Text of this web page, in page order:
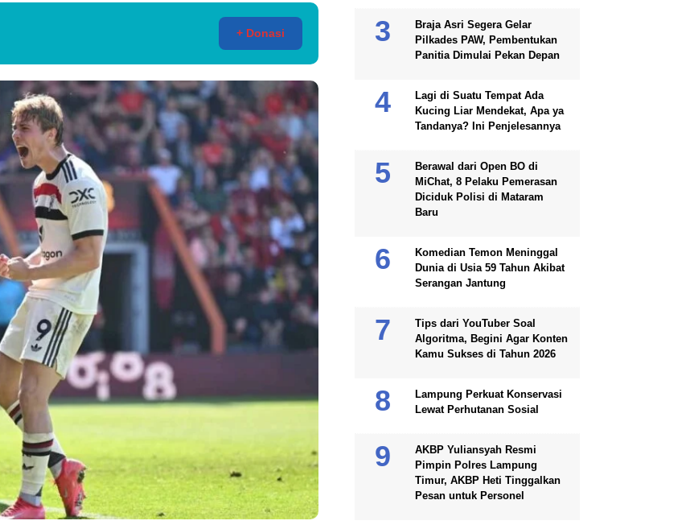
+ Donasi
Braja Asri Segera Gelar
Pilkades PAW, Pembentukan
Panitia Dimulai Pekan Depan
Lagi di Suatu Tempat Ada
Kucing Liar Mendekat, Apa ya
Tandanya? Ini Penjelesannya
Berawal dari Open BO di
MiChat, 8 Pelaku Pemerasan
Diciduk Polisi di Mataram
Baru
Komedian Temon Meninggal
Dunia di Usia 59 Tahun Akibat
Serangan Jantung
Tips dari YouTuber Soal
Algoritma, Begini Agar Konten
Kamu Sukses di Tahun 2026
Lampung Perkuat Konservasi
Lewat Perhutanan Sosial
AKBP Yuliansyah Resmi
Pimpin Polres Lampung
Timur, AKBP Heti Tinggalkan
Pesan untuk Personel